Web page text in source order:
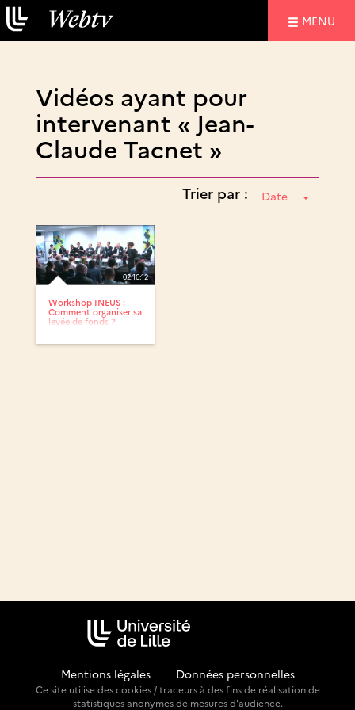
MENU
Vidéos ayant pour
intervenant « Jean-
Claude Tacnet »
Trier par : Date
02:16:12
Workshop INEUS :
Comment organiser sa
levée de fonds ?
Mentions légales Données personnelles
Ce site utilise des cookies / traceurs à des fins de réalisation de
statistiques anonymes de mesures d'audience.